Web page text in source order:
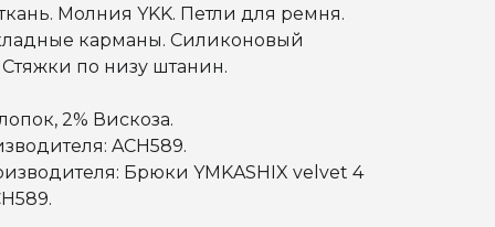
Молния YKK. Петли для ремня.
карманы. Силиконовый
Стяжки по низу штанин.
2% Вискоза.
ACH589.
Брюки YMKASHIX velvet 4